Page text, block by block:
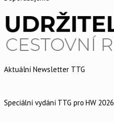
Aktuální Newsletter TTG
Speciální vydání TTG pro HW 2026